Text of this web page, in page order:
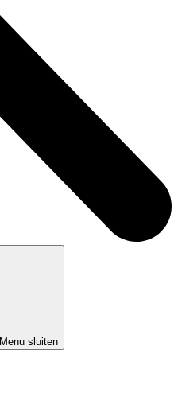
Menu sluiten